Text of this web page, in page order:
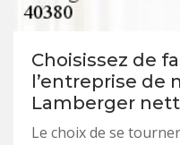
Choisissez de
l’entreprise de
Lamberger
Le choix de se